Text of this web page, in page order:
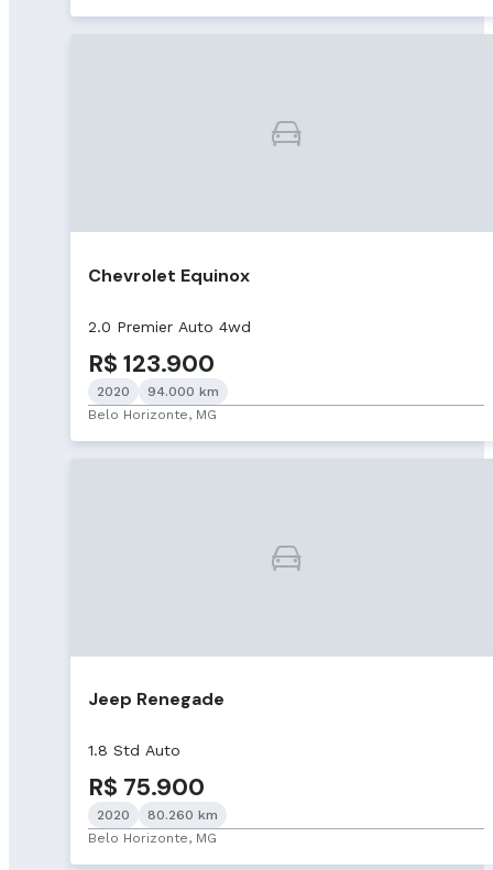
Chevrolet Equinox
2.0 Premier Auto 4wd
R$ 123.900
2020
94.000 km
Belo Horizonte, MG
Jeep Renegade
1.8 Std Auto
R$ 75.900
2020
80.260 km
Belo Horizonte, MG